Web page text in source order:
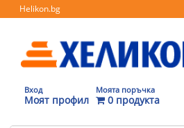
Helikon.bg
Вход
Моят профил
Моята поръчка
0 продукта